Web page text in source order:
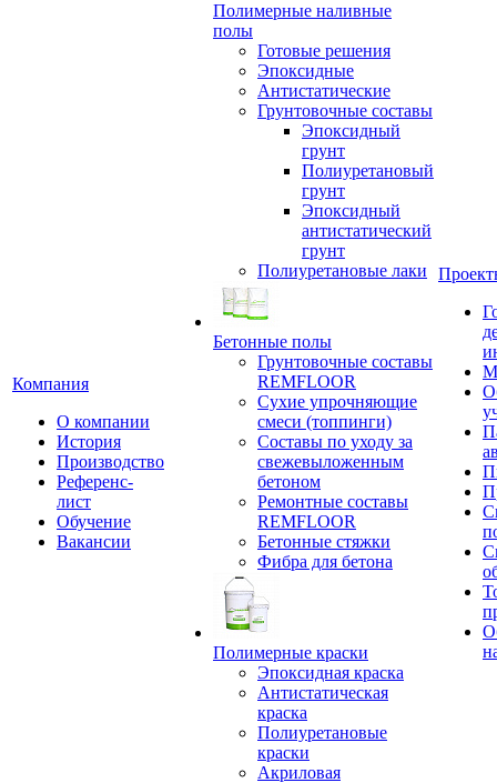
Компания
О компании
История
Производство
Референс-
лист
Обучение
Вакансии
Полимерные наливные
полы
Готовые решения
Эпоксидные
Антистатические
Грунтовочные составы
Эпоксидный
грунт
Полиуретановый
грунт
Эпоксидный
антистатический
грунт
Полиуретановые лаки
Бетонные полы
Грунтовочные составы
REMFLOOR
Сухие упрочняющие
смеси (топпинги)
Составы по уходу за
свежевыложенным
бетоном
Ремонтные составы
REMFLOOR
Бетонные стяжки
Фибра для бетона
Полимерные краски
Эпоксидная краска
Антистатическая
краска
Полиуретановые
краски
Акриловая